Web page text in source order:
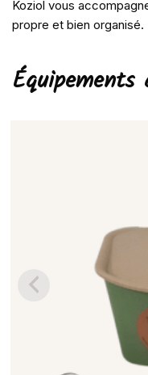
Koziol vous
propre et bien organisé.
Équipements